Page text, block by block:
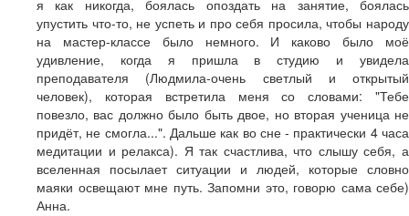
я как никогда, боялась опоздать на занятие, боялась
упустить что-то, не успеть и про себя просила, чтобы народу
на мастер-классе было немного. И каково было моё
удивление, когда я пришла в студию и увидела
преподавателя (Людмила-очень светлый и открытый
человек), которая встретила меня со словами: "Тебе
повезло, вас должно было быть двое, но вторая ученица не
придёт, не смогла...". Дальше как во сне - практически 4 часа
медитации и релакса). Я так счастлива, что слышу себя, а
вселенная посылает ситуации и людей, которые словно
маяки освещают мне путь. Запомни это, говорю сама себе)
Анна.